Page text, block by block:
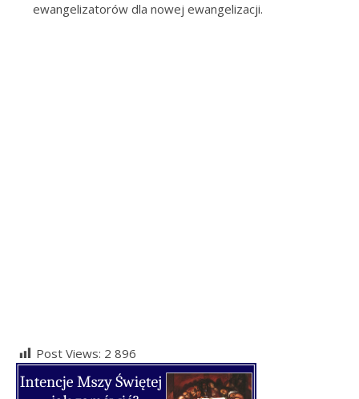
ewangelizatorów dla nowej ewangelizacji.
Post Views: 2 896